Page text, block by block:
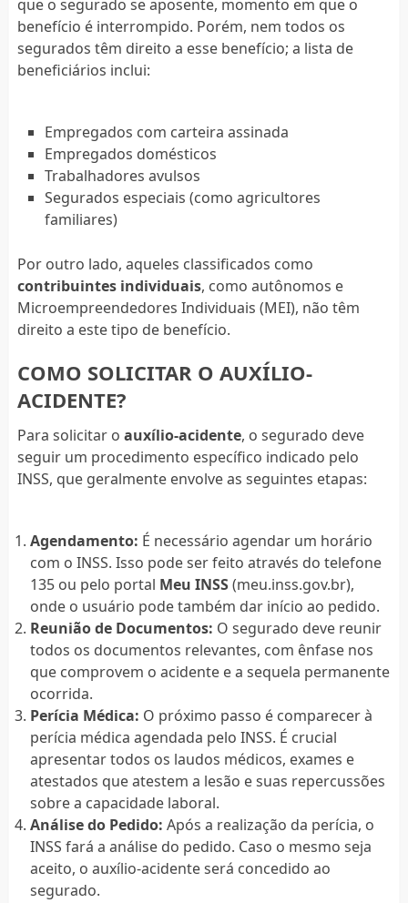
que o segurado se aposente, momento em que o
benefício é interrompido. Porém, nem todos os
segurados têm direito a esse benefício; a lista de
beneficiários inclui:
Empregados com carteira assinada
Empregados domésticos
Trabalhadores avulsos
Segurados especiais (como agricultores
familiares)
Por outro lado, aqueles classificados como
contribuintes individuais, como autônomos e
Microempreendedores Individuais (MEI), não têm
direito a este tipo de benefício.
COMO SOLICITAR O AUXÍLIO-
ACIDENTE?
Para solicitar o auxílio-acidente, o segurado deve
seguir um procedimento específico indicado pelo
INSS, que geralmente envolve as seguintes etapas:
Agendamento: É necessário agendar um horário
com o INSS. Isso pode ser feito através do telefone
135 ou pelo portal Meu INSS(meu.inss.gov.br),
onde o usuário pode também dar início ao pedido.
Reunião de Documentos: O segurado deve reunir
todos os documentos relevantes, com ênfase nos
que comprovem o acidente e a sequela permanente
ocorrida.
Perícia Médica: O próximo passo é comparecer à
perícia médica agendada pelo INSS. É crucial
apresentar todos os laudos médicos, exames e
atestados que atestem a lesão e suas repercussões
sobre a capacidade laboral.
Análise do Pedido: Após a realização da perícia, o
INSS fará a análise do pedido. Caso o mesmo seja
aceito, o auxílio-acidente será concedido ao
segurado.